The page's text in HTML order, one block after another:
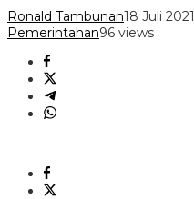
Ronald Tambunan18 Juli 2021
Pemerintahan96 views